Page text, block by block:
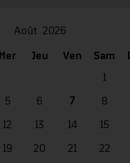
Août 2026
Mer Jeu Ven Sam
1
5 6 7 8
12 13 14 15
19 20 21 22